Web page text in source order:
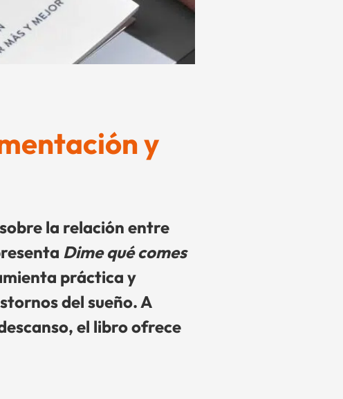
y
la relación entre
Dime qué comes
práctica y
del sueño. A
el libro ofrece